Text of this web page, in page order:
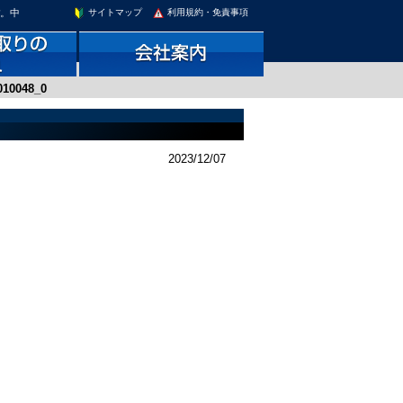
中
利用規約・免責事項
サイトマップ
2023/12/07